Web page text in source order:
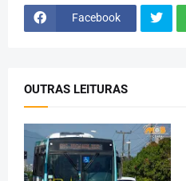
Facebook
OUTRAS LEITURAS